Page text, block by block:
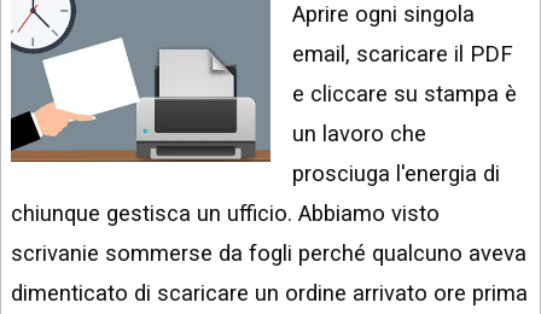
ULTIMI
POST
ARCHIVIO
VIDEO
ARGOMENTI:
IPHONE
YOUTUBE
INSTAGRAM
NEWS
LINKEDIN
Aprire ogni singola
email, scaricare il PDF
e cliccare su stampa è
un lavoro che
prosciuga l'energia di
chiunque gestisca un ufficio. Abbiamo visto
scrivanie sommerse da fogli perché qualcuno aveva
dimenticato di scaricare un ordine arrivato ore prima